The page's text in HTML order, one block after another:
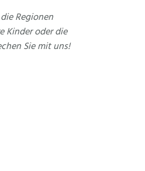
Regionen
Kinder oder die
Sie mit uns!